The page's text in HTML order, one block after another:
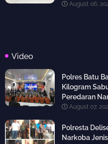
August 06,
Video
Polres Batu
Kilogram
Peredaran
August 07,
Polresta
Narkoba